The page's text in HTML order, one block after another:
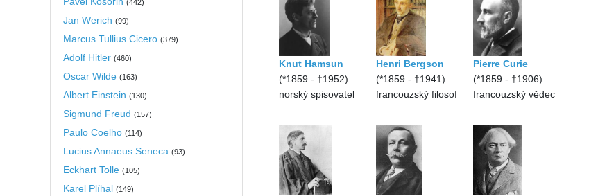
(442)
Jan Werich (99)
Marcus Tullius Cicero (379)
Adolf Hitler (460)
Oscar Wilde (163)
Albert Einstein (130)
Sigmund Freud (157)
Paulo Coelho (114)
Lucius Annaeus Seneca (93)
Eckhart Tolle (105)
Karel Plíhal (149)
Knut Hamsun
(*1859 - †1952)
norský spisovatel
Henri Bergson
(*1859 - †1941)
francouzský filosof
Pierre Curie
(*1859 - †1906)
francouzský vědec